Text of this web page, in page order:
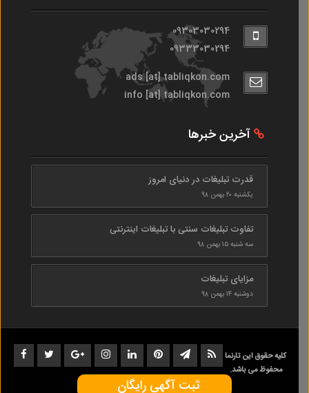
09303030294
09333030294
ads [at] tabliqkon.com
info [at] tabliqkon.com
آخرین خبرها
قدرت تبلیغات در دنیای امروز
یکشنبه ۲۰ بهمن ۹۸
تفاوت تبلیغات سنتی با تبلیغات اینترنتی
سه شنبه ۱۵ بهمن ۹۸
مزایای تبلیغات
دوشنبه ۱۴ بهمن ۹۸
کلیه حقوق این تارنما
محفوظ می باشد.
1402-1398
ثبت آگهی رایگان